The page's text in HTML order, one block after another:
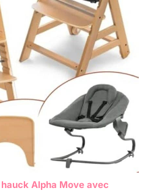
Alpha Move avec